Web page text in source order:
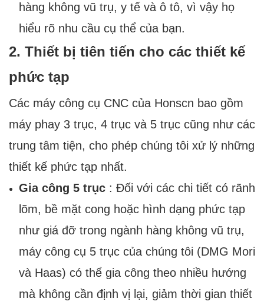
hàng không vũ trụ, y tế và ô tô, vì vậy họ
hiểu rõ nhu cầu cụ thể của bạn.
2. Thiết bị tiên tiến cho các thiết kế
phức tạp
Các máy công cụ CNC của Honscn bao gồm
máy phay 3 trục, 4 trục và 5 trục cũng như các
trung tâm tiện, cho phép chúng tôi xử lý những
thiết kế phức tạp nhất.
Gia công 5 trục : Đối với các chi tiết có rãnh
lõm, bề mặt cong hoặc hình dạng phức tạp
như giá đỡ trong ngành hàng không vũ trụ,
máy công cụ 5 trục của chúng tôi (DMG Mori
và Haas) có thể gia công theo nhiều hướng
mà không cần định vị lại, giảm thời gian thiết